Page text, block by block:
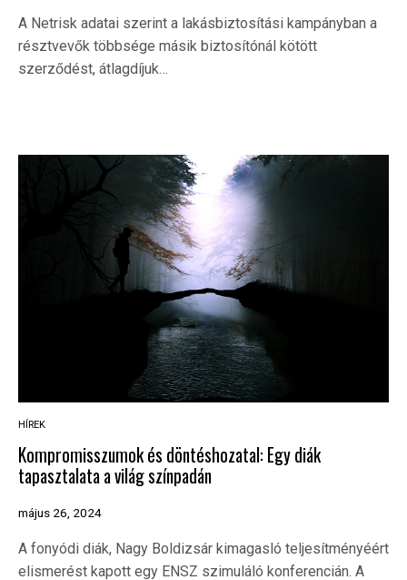
A Netrisk adatai szerint a lakásbiztosítási kampányban a
résztvevők többsége másik biztosítónál kötött
szerződést, átlagdíjuk…
HÍREK
Kompromisszumok és döntéshozatal: Egy diák
tapasztalata a világ színpadán
május 26, 2024
A fonyódi diák, Nagy Boldizsár kimagasló teljesítményéért
elismerést kapott egy ENSZ szimuláló konferencián. A